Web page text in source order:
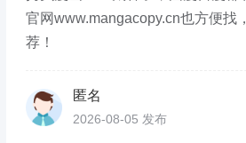
官网www.mangacopy.cn也方便找
荐！
匿名
2026-08-05 发布